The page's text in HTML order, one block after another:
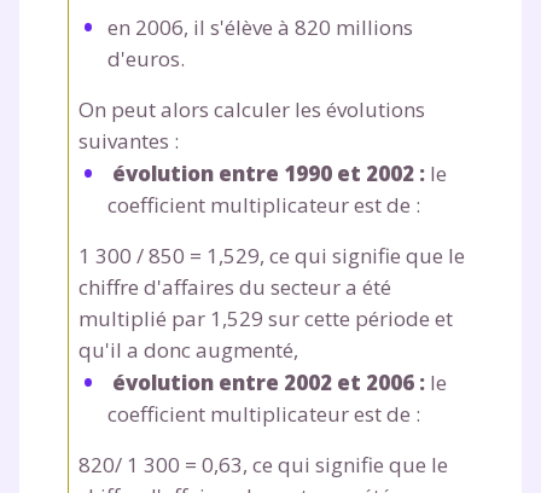
en 2006, il s'élève à 820 millions
d'euros.
On peut alors calculer les évolutions
suivantes :
évolution entre 1990 et 2002 : le
coefficient multiplicateur est de :
1 300 / 850 = 1,529, ce qui signifie que le
chiffre d'affaires du secteur a été
multiplié par 1,529 sur cette période et
qu'il a donc augmenté,
évolution entre 2002 et 2006 : le
coefficient multiplicateur est de :
820/ 1 300 = 0,63, ce qui signifie que le